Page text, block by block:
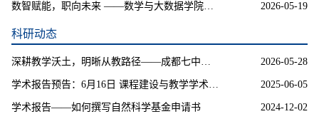
2026-05-19
数智赋能，职向未来 ——数学与大数据学院数学文化节“数韵讲堂”活动顺利开展
科研动态
2026-05-28
深耕教学沃土，明晰从教路径——成都七中英才学校高级教师汤丽萍为研究生作报告
2025-06-05
学术报告预告：6月16日 课程建设与教学学术研究
2024-12-02
学术报告——如何撰写自然科学基金申请书